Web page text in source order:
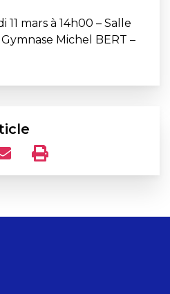
mars à 14h00 – Salle
Michel BERT –